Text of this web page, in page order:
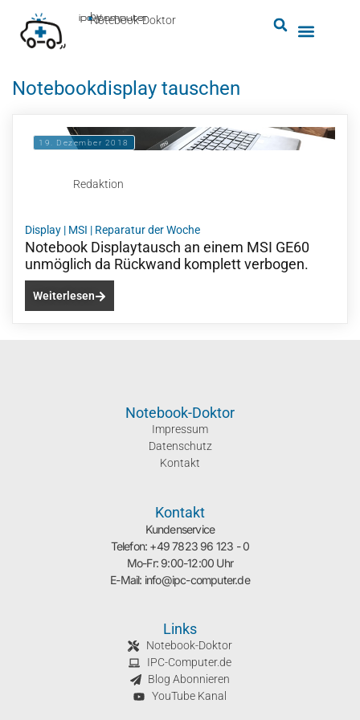
Notebook-Doktor
by
■
ipc-computer
Notebookdisplay tauschen
19. Dezember 2018
Redaktion
Display | MSI | Reparatur der Woche
Notebook Displaytausch an einem MSI GE60
unmöglich da Rückwand komplett verbogen.
Weiterlesen
Notebook-Doktor
Impressum
Datenschutz
Kontakt
Kontakt
Kundenservice
Telefon: +49 7823 96 123 - 0
Mo-Fr: 9:00-12:00 Uhr
E-Mail: info@ipc-computer.de
Links
Notebook-Doktor
IPC-Computer.de
Blog Abonnieren
YouTube Kanal